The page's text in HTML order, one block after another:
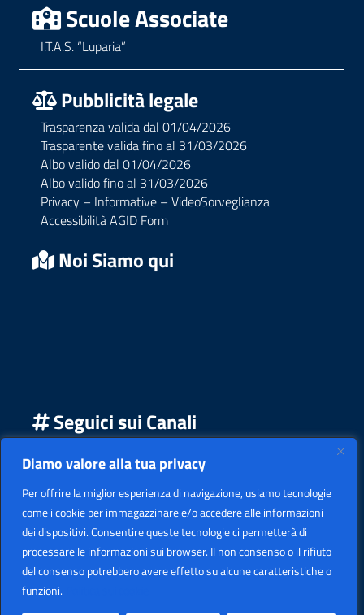
Diamo valore alla tua privacy
Per offrire la miglior esperienza di navigazione, usiamo tecnologie
come i cookie per immagazzinare e/o accedere alle informazioni
dei dispositivi. Consentire queste tecnologie ci permetterà di
processare le informazioni sui browser. Il non consenso o il rifiuto
del consenso potrebbero avere effetto su alcune caratteristiche o
funzioni.
Scuole Associate
I.T.A.S. “Luparia”
Pubblicità legale
Trasparenza valida dal 01/04/2026
Trasparente valida fino al 31/03/2026
Albo valido dal 01/04/2026
Albo valido fino al 31/03/2026
Privacy – Informative – VideoSorveglianza
Accessibilità AGID Form
Noi Siamo qui
Seguici sui Canali
Seguici su Podcast